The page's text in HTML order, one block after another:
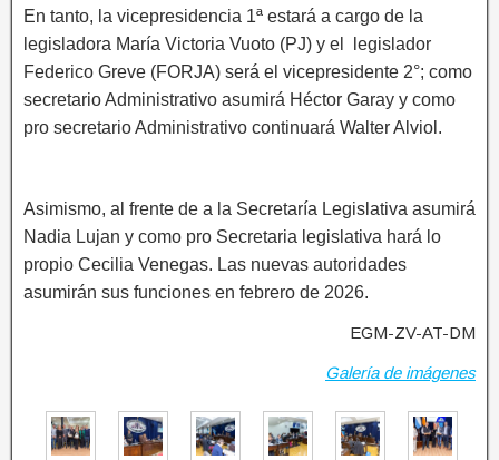
En tanto, la vicepresidencia 1ª estará a cargo de la
legisladora María Victoria Vuoto (PJ) y el legislador
Federico Greve (FORJA) será el vicepresidente 2°; como
secretario Administrativo asumirá Héctor Garay y como
pro secretario Administrativo continuará Walter Alviol.
Asimismo, al frente de a la Secretaría Legislativa asumirá
Nadia Lujan y como pro Secretaria legislativa hará lo
propio Cecilia Venegas. Las nuevas autoridades
asumirán sus funciones en febrero de 2026.
EGM-ZV-AT-DM
Galería de imágenes